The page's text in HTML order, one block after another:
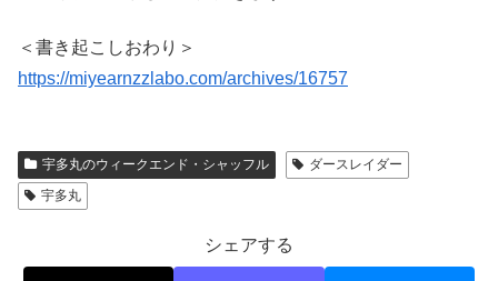
＜書き起こしおわり＞
https://miyearnzzlabo.com/archives/16757
宇多丸のウィークエンド・シャッフル
ダースレイダー
宇多丸
シェアする